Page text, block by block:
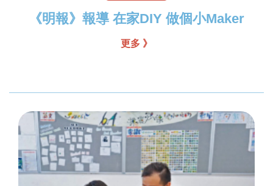
《明報》報導 在家DIY 做個小Maker
更多 》